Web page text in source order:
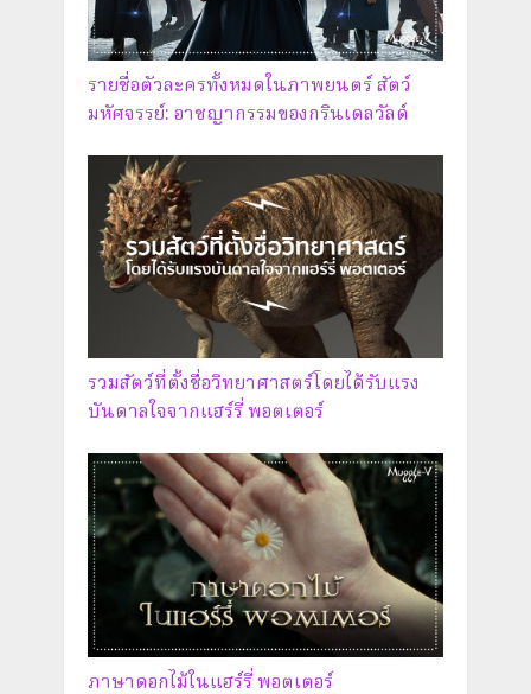
รายชื่อตัวละครทั้งหมดในภาพยนตร์ สัตว์
มหัศจรรย์: อาชญากรรมของกรินเดลวัลด์
รวมสัตว์ที่ตั้งชื่อวิทยาศาสตร์โดยได้รับแรง
บันดาลใจจากแฮร์รี่ พอตเตอร์
ภาษาดอกไม้ในแฮร์รี่ พอตเตอร์